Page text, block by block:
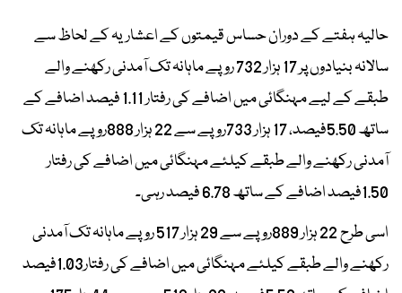
حالیہ ہفتے کے دوران حساس قیمتوں کے اعشاریہ کے لحاظ سے
سالانہ بنیادوں پر 17 ہزار 732 روپے ماہانہ تک آمدنی رکھنے والے
طبقے کے لیے مہنگائی میں اضافے کی رفتار 1.11 فیصد اضافے کے
ساتھ 5.50فیصد، 17 ہزار 733روپے سے 22 ہزار 888روپے ماہانہ تک
آمدنی رکھنے والے طبقے کیلئے مہنگائی میں اضافے کی رفتار
1.50فیصد اضافے کے ساتھ 6.78 فیصد رہی۔
اسی طرح 22 ہزار 889روپے سے 29 ہزار 517 روپے ماہانہ تک آمدنی
رکھنے والے طبقے کیلئے مہنگائی میں اضافے کی رفتار1.03فیصد